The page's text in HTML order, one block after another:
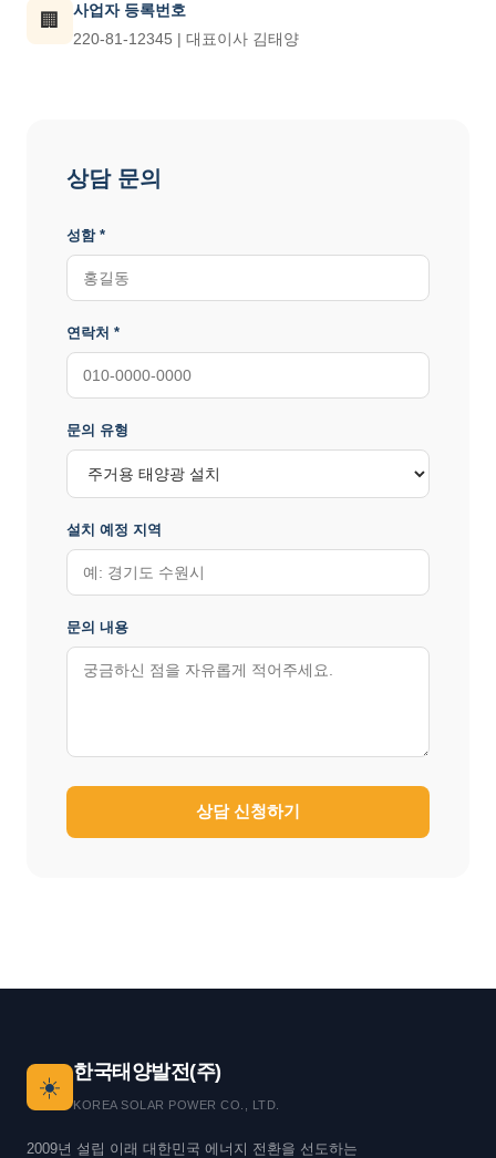
🏢
사업자 등록번호
220-81-12345 | 대표이사 김태양
상담 문의
성함 *
연락처 *
문의 유형
설치 예정 지역
문의 내용
상담 신청하기
☀️
한국태양발전(주)
KOREA SOLAR POWER CO., LTD.
2009년 설립 이래 대한민국 에너지 전환을 선도하는